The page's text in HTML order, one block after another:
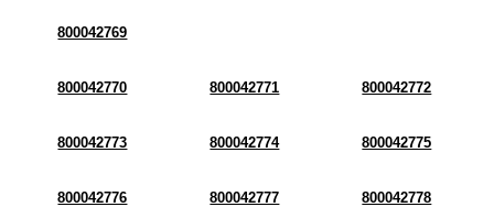
800042769
800042770 800042771 800042772
800042773 800042774 800042775
800042776 800042777 800042778